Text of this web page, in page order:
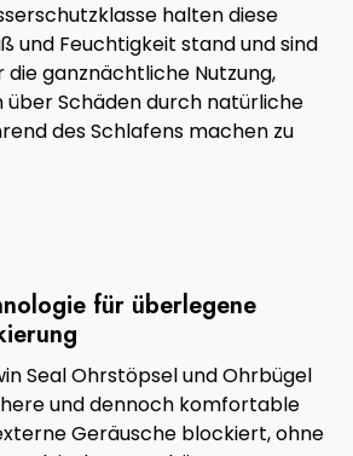
halten diese
und Feuchtigkeit stand und sind
ganznächtliche Nutzung,
über Schäden durch natürliche
des Schlafens machen zu
für überlegene
Seal Ohrstöpsel und Ohrbügel
und dennoch komfortable
Geräusche blockiert, ohne